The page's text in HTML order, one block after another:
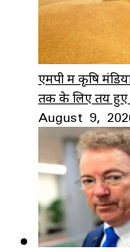
एमपी में कृषि
तक के लिए तय हुए
August 9,